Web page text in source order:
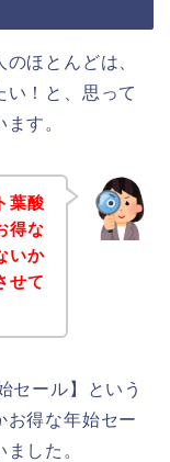
ほとんどは、
い！と、思って
す。
葉酸
得な
いか
せて
セール】という
お得な年始セー
した。